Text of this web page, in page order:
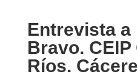
Entrevista a
Bravo.
Ríos.